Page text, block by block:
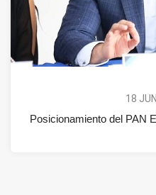
18
Posicionamiento del PAN